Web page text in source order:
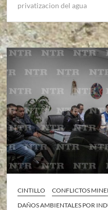
privatizacion del agua
CINTILLO
CONFLICTOS
DAÑOS AMBIENTALES POR